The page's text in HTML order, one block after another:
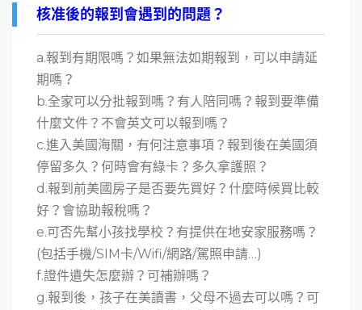
核准後的報到會遇到的問題？
a.報到有期限嗎？如果無法如期報到，可以申請延
期嗎？
b.全家可以分批報到嗎？有人陪同嗎？報到要準備
什麼文件？不會英文可以報到嗎？
c.進入美國海關，有何注意事項？報到後在美國須
停留多久？何時會有綠卡？多久拿護照？
d.報到前美國房子是否要先買好？什麼時候買比較
好？會協助報稅嗎？
e.可否先幫小孩找學校？有提供在地安家服務嗎？
(包括手機/SIM卡/Wifi/網路/駕照申請…)
f.證件遺失怎麼辦？可補辦嗎？
g.報到後，孩子在美讀書，父母不過去可以嗎？可